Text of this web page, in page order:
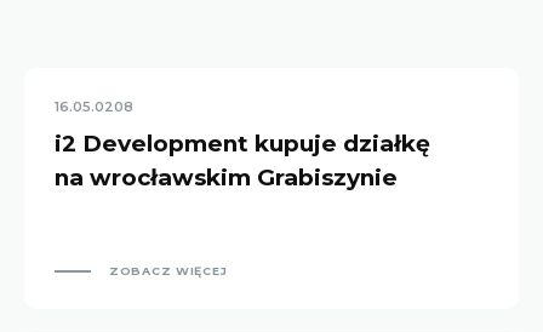
16.05.0208
i2 Development kupuje działkę
na wrocławskim Grabiszynie
ZOBACZ WIĘCEJ